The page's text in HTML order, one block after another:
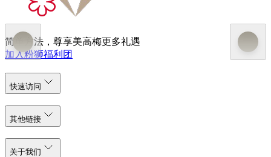
简单方法，尊享美高梅更多礼遇
加入粉狮福利团
快速访问
其他链接
关于我们